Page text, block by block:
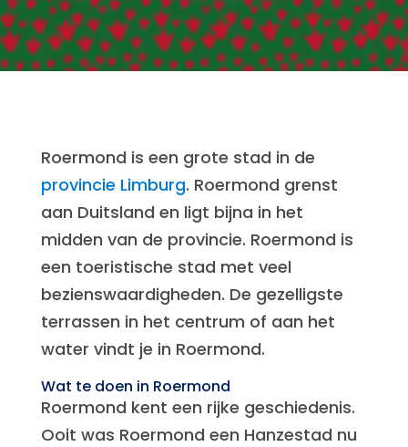
Roermond is een grote stad in de
provincie Limburg. Roermond grenst
aan Duitsland en ligt bijna in het
midden van de provincie. Roermond is
een toeristische stad met veel
bezienswaardigheden. De gezelligste
terrassen in het centrum of aan het
water vindt je in Roermond.
Wat te doen in Roermond
Roermond kent een rijke geschiedenis.
Ooit was Roermond een Hanzestad nu